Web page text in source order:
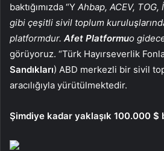
baktığımızda “Y Ahbap, ACEV, TOG,
gibi çeşitli sivil toplum
platformdur. Afet Platformuo
görüyoruz. “Türk Hayırseverlik
Sandıkları) ABD merkezli bir sivil
aracılığıyla yürütülmektedir.
Şimdiye kadar yaklaşık 100.000 $